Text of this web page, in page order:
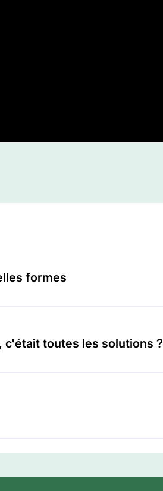
formes
c'était toutes les solutions ?